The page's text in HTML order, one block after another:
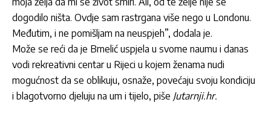
dogodilo ništa. Ovdje sam rastrgana više nego u Londonu.
Međutim, i ne pomišljam na neuspjeh”, dodala je.
Može se reći da je Brnelić uspjela u svome naumu i danas
vodi rekreativni centar u Rijeci u kojem ženama nudi
mogućnost da se oblikuju, osnaže, povećaju svoju kondiciju
i blagotvorno djeluju na um i tijelo, piše Jutarnji.hr.